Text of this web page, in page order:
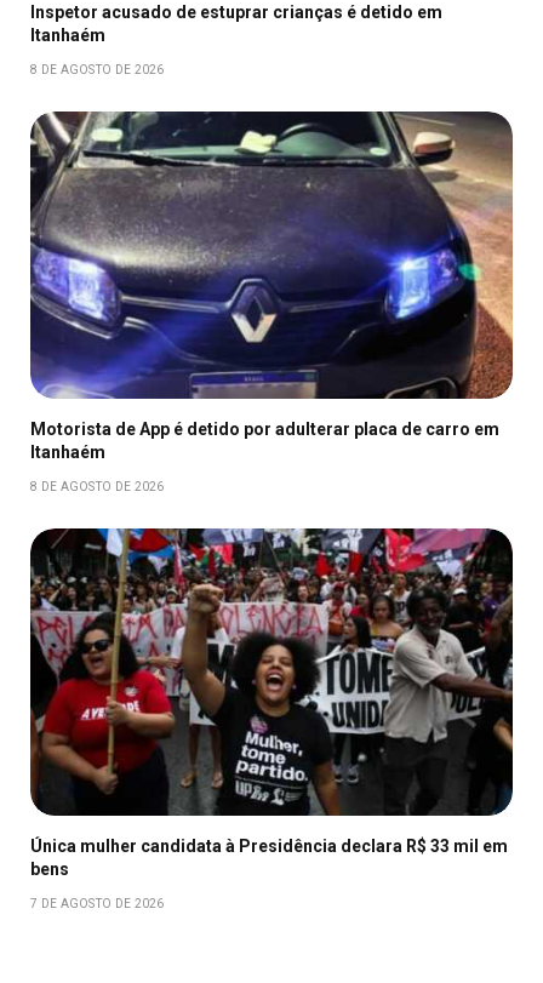
Inspetor acusado de estuprar crianças é detido em
Itanhaém
8 DE AGOSTO DE 2026
Motorista de App é detido por adulterar placa de carro em
Itanhaém
8 DE AGOSTO DE 2026
Única mulher candidata à Presidência declara R$ 33 mil em
bens
7 DE AGOSTO DE 2026